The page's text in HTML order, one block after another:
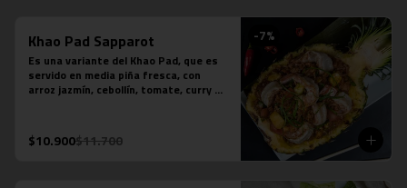
con arroz jazmín
*En local Tobalaba se acompaña
además con papas fritas
-7%
Khao Pad Sapparot
Es una variante del Khao Pad, que es
servido en media piña fresca, con
arroz jazmín, cebollín, tomate, curry
La fotografÍa es referencial, para
delivery no se envÍa cuenco de piña.
$10.900$11.700